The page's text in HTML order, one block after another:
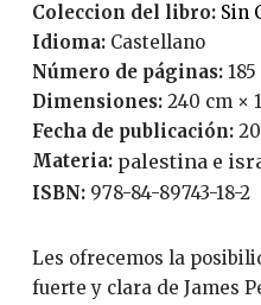
Coleccion del libro:
Idioma:
Castellano
Número de páginas: 185
Dimensiones: 240 cm ×
Fecha de publicación:
Materia: palestina e
ISBN: 978-84-89743-18-2
Les ofrecemos la posibilidad de escuchar la voz
fuerte y clara de James